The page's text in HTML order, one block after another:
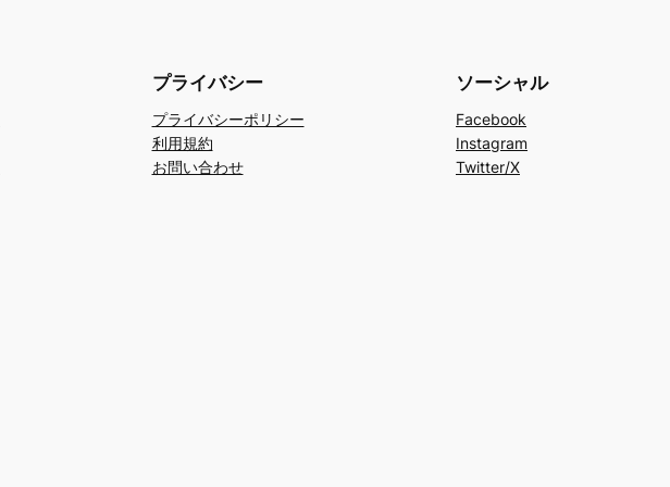
プライバシー
プライバシーポリシー
利用規約
お問い合わせ
ソーシャル
Facebook
Instagram
Twitter/X